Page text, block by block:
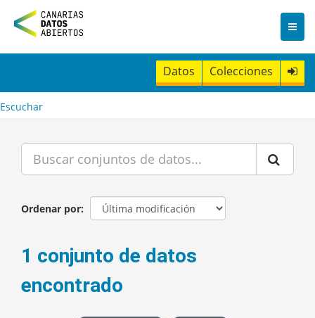
n
t
Datos Colecciones
Escuchar
Ordenar por
1 conjunto de datos
encontrado